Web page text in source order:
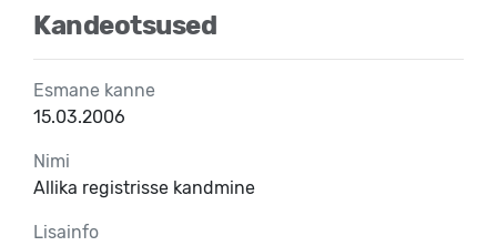
Kandeotsused
Esmane kanne
15.03.2006
Nimi
Allika registrisse kandmine
Lisainfo